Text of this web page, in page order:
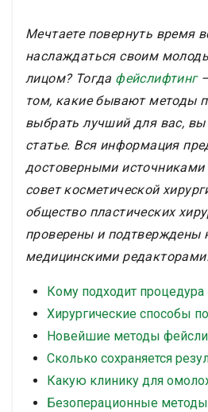
медицинских решений.
варьироваться.Прочитать
дисклеймера
Мечтаете повернуть время
наслаждаться своим
лицом? Тогда фейслифтинг—
том, какие бывают методы
выбрать лучший для вас, вы
статье. Вся информация
достоверными
совет косметической
общество пластических
проверены и подтверждены
медицинскими редакторами.
Кому подходит процедура
Хирургические способы
Новейшие методы
Сколько сохраняется
Какую клинику для
Безоперационные